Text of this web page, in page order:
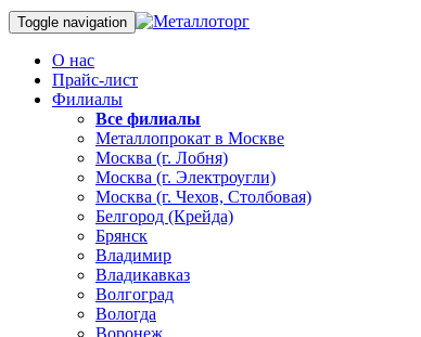
Toggle navigation
О нас
Прайс-лист
Филиалы
Все филиалы
Металлопрокат в Москве
Москва (г. Лобня)
Москва (г. Электроугли)
Москва (г. Чехов, Столбовая)
Белгород (Крейда)
Брянск
Владимир
Владикавказ
Волгоград
Вологда
Воронеж